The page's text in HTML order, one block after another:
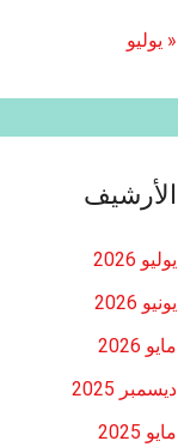
« يوليو
الأرشيف
يوليو 2026
يونيو 2026
مايو 2026
ديسمبر 2025
مايو 2025